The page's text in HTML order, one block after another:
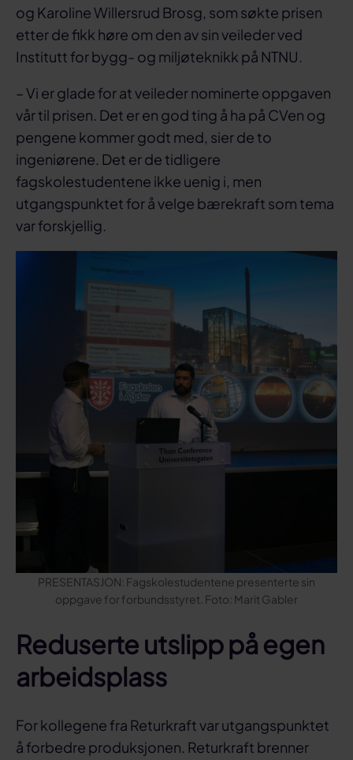
og Karoline Willersrud Brosg, som søkte prisen
etter de fikk høre om den av sin veileder ved
Institutt for bygg- og miljøteknikk på NTNU.
– Vi er glade for at veileder nominerte oppgaven
vår til prisen. Det er en god ting å ha på CVen og
pengene kommer godt med, sier de to
ingeniørene. Det er de tidligere
fagskolestudentene ikke uenig i, men
utgangspunktet for å velge bærekraft som tema
var forskjellig.
PRESENTASJON: Fagskolestudentene presenterte sin
oppgave for forbundsstyret. Foto: Marit Gabler
Reduserte utslipp på egen
arbeidsplass
For kollegene fra Returkraft var utgangspunktet
å forbedre produksjonen. Returkraft brenner